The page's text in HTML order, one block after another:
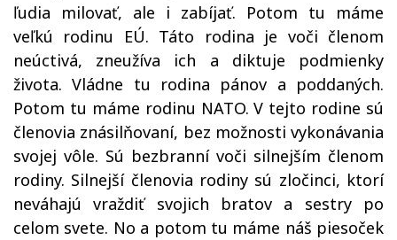
ľudia milovať, ale i zabíjať. Potom tu máme
veľkú rodinu EÚ. Táto rodina je voči členom
neúctivá, zneužíva ich a diktuje podmienky
života. Vládne tu rodina pánov a poddaných.
Potom tu máme rodinu NATO. V tejto rodine sú
členovia znásilňovaní, bez možnosti vykonávania
svojej vôle. Sú bezbranní voči silnejším členom
rodiny. Silnejší členovia rodiny sú zločinci, ktorí
neváhajú vraždiť svojich bratov a sestry po
celom svete. No a potom tu máme náš piesoček